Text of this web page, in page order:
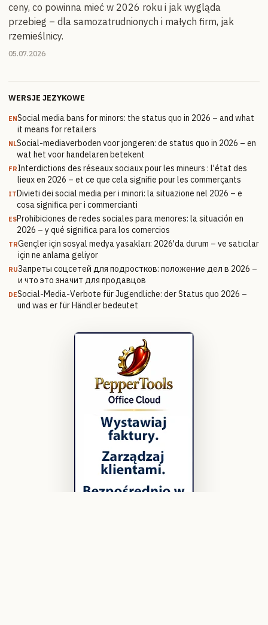
ceny, co powinna mieć w 2026 roku i jak wygląda
przebieg – dla samozatrudnionych i małych firm, jak
rzemieślnicy.
05.07.2026
WERSJE JEZYKOWE
ENSocial media bans for minors: the status quo in 2026 – and what
it means for retailers
NLSocial-mediaverboden voor jongeren: de status quo in 2026 – en
wat het voor handelaren betekent
FRInterdictions des réseaux sociaux pour les mineurs : l'état des
lieux en 2026 – et ce que cela signifie pour les commerçants
ITDivieti dei social media per i minori: la situazione nel 2026 – e
cosa significa per i commercianti
ESProhibiciones de redes sociales para menores: la situación en
2026 – y qué significa para los comercios
TRGençler için sosyal medya yasakları: 2026'da durum – ve satıcılar
için ne anlama geliyor
RUЗапреты соцсетей для подростков: положение дел в 2026 –
и что это значит для продавцов
DESocial-Media-Verbote für Jugendliche: der Status quo 2026 –
und was er für Händler bedeutet